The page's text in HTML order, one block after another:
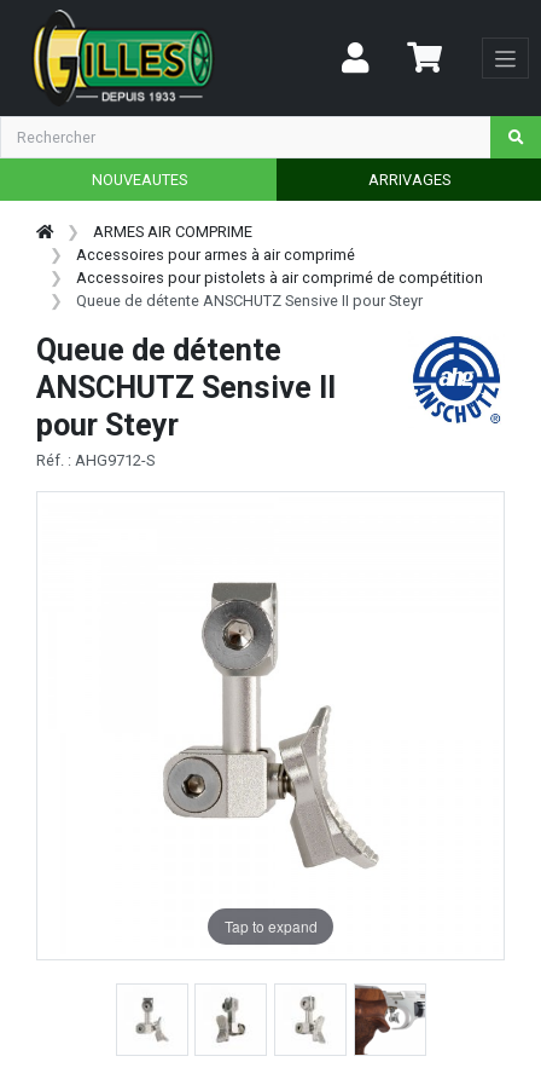
NOUVEAUTES ARRIVAGES
ARMES AIR COMPRIME
Accessoires pour armes à air comprimé
Accessoires pour pistolets à air comprimé de compétition
Queue de détente ANSCHUTZ Sensive II pour Steyr
Queue de détente
ANSCHUTZ Sensive II
pour Steyr
Réf. : AHG9712-S
Tap to expand